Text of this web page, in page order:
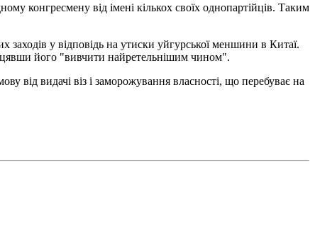
конгресмену від імені кількох своїх однопартійців. Таким
у відповідь на утиски уйгурської меншини в Китаї.
його "вивчити найретельнішим чином".
від видачі віз і заморожування власності, що перебуває на